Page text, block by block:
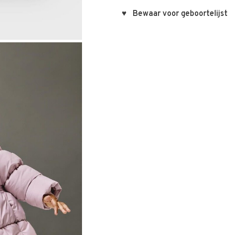
♥ Bewaar voor geboortelijst